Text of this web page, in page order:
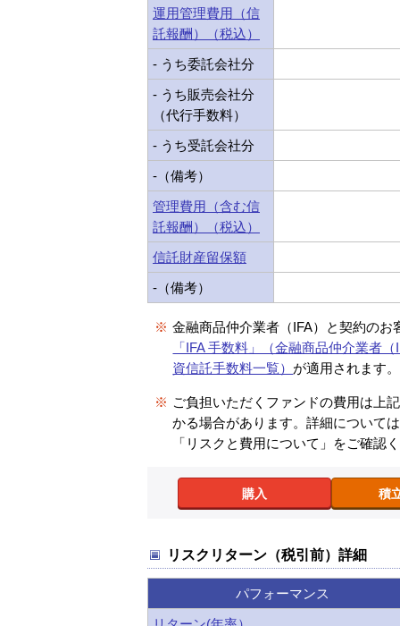
運用管理費用（信
託報酬）（税込）
- うち委託会社分
- うち販売会社分
（代行手数料）
- うち受託会社分
-（備考）
管理費用（含む信
託報酬）（税込）
信託財産留保額
-（備考）
※ 金融商品仲介業者（IFA）と契約のお
「IFA 手数料」（金融商品仲介業者
資信託手数料一覧） が適用されます。
※ ご負担いただくファンドの費用は上
かる場合があります。詳細について
「リスクと費用について」をご確認
購入 積
リスクリターン（税引前）詳細
パフォーマンス